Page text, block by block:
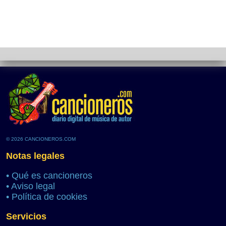
© 2026 CANCIONEROS.COM
Notas legales
• Qué es cancioneros
• Aviso legal
• Política de cookies
Servicios